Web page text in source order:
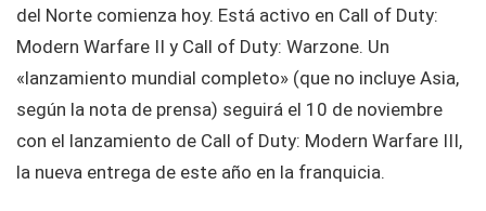
del Norte comienza hoy. Está activo en Call of Duty:
Modern Warfare II y Call of Duty: Warzone. Un
«lanzamiento mundial completo» (que no incluye Asia,
según la nota de prensa) seguirá el 10 de noviembre
con el lanzamiento de Call of Duty: Modern Warfare III,
la nueva entrega de este año en la franquicia.